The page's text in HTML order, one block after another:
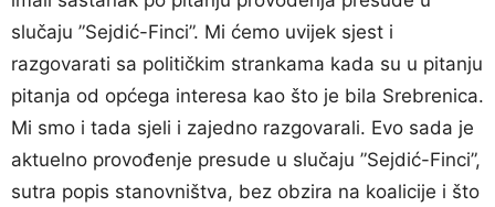
slučaju ”Sejdić-Finci”. Mi ćemo uvijek sjest i
razgovarati sa političkim strankama kada su u pitanju
pitanja od općega interesa kao što je bila Srebrenica.
Mi smo i tada sjeli i zajedno razgovarali. Evo sada je
aktuelno provođenje presude u slučaju ”Sejdić-Finci”,
sutra popis stanovništva, bez obzira na koalicije i što